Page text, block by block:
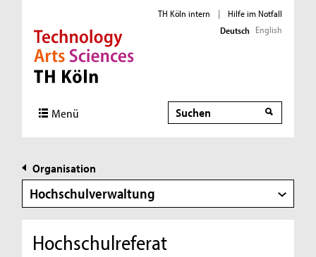
Direkt zur Hauptnavigation
Direkt zur Subnavigation
Direkt zum Inhalt
Direkt zum Fußbereich
TH Köln intern |
Hilfe im Notfall
Deutsch English
Menü Suche
Organisation
Hochschulverwaltung
Hochschulreferat